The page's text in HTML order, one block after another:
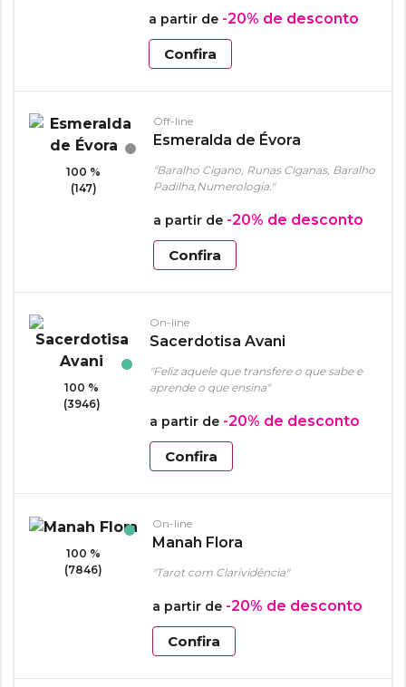
a partir de -20% de desconto
Confira
100 %
(147)
Off-line
Esmeralda de Évora
"Baralho Cigano, Runas Ciganas, Baralho
Padilha,Numerologia."
a partir de -20% de desconto
Confira
100 %
(3946)
On-line
Sacerdotisa Avani
"Feliz aquele que transfere o que sabe e
aprende o que ensina"
a partir de -20% de desconto
Confira
100 %
(7846)
On-line
Manah Flora
"Tarot com Clarividência"
a partir de -20% de desconto
Confira